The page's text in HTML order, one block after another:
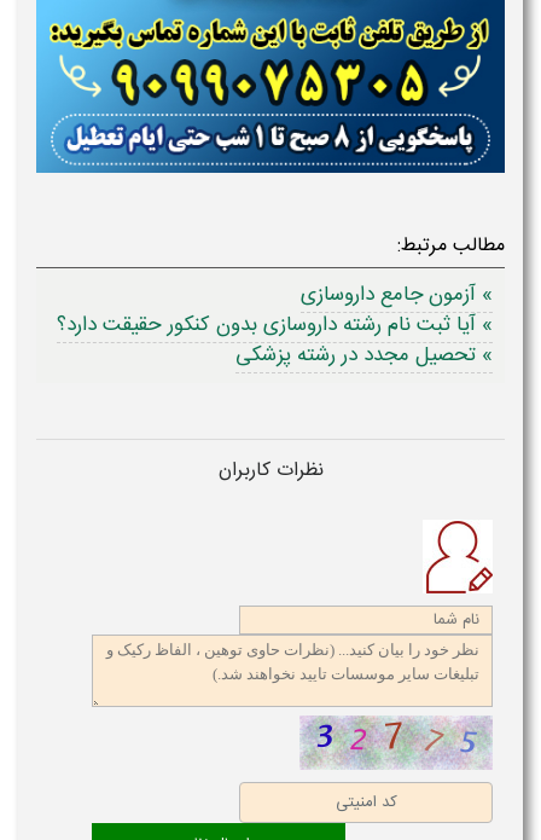
مطالب مرتبط:
» آزمون جامع داروسازی
» آیا ثبت نام رشته داروسازی بدون کنکور حقیقت دارد؟
» تحصیل مجدد در رشته پزشکی
نظرات کاربران